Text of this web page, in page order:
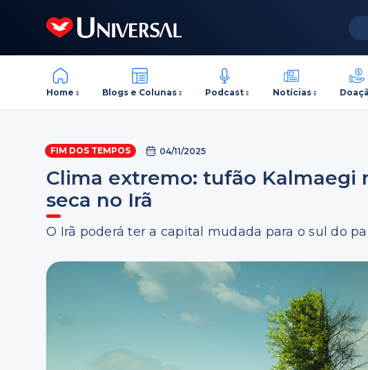
Home Blogs e Colunas Podcast Notícias
FIM DOS TEMPOS 04/11/2025
Clima extremo: tufão Kalmaegi
seca no Irã
O Irã poderá ter a capital mudada para o sul do